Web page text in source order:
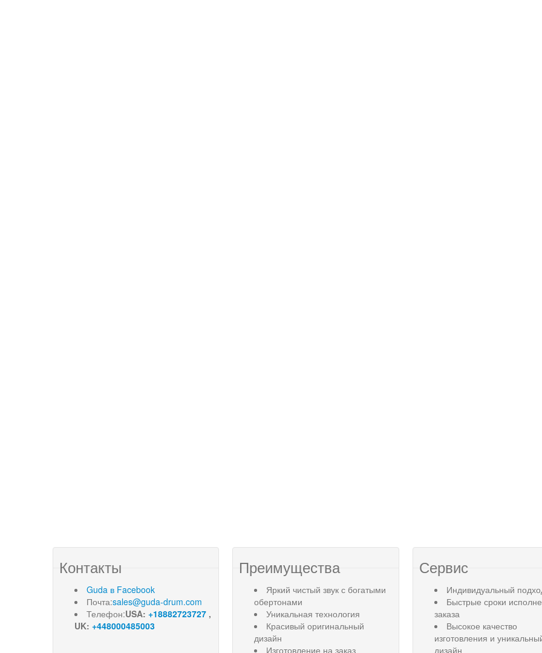
Контакты
Guda в Facebook
Почта:sales@guda-drum.com
Телефон:USA: +18882723727 ,
UK: +448000485003
Преимущества
Яркий чистый звук с богатыми
обертонами
Уникальная технология
Красивый оригинальный
дизайн
Изготовление на заказ
Сервис
Индивидуальный
Быстрые сроки
заказа
Высокое качество
изготовления и
дизайн